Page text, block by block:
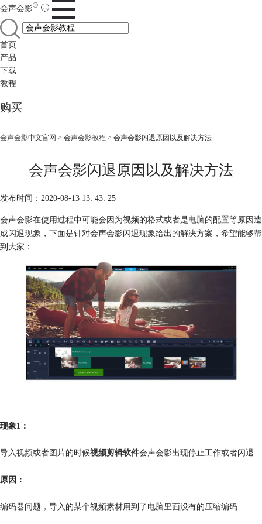
会声会影®
首页
产品
下载
教程
购买
会声会影中文官网 > 会声会影教程 > 会声会影闪退原因以及解决方法
会声会影闪退原因以及解决方法
发布时间：2020-08-13 13: 43: 25
会声会影在使用过程中可能会因为视频的格式或者是电脑的配置等原因造
成闪退现象，下面是针对会声会影闪退现象给出的解决方案，希望能够帮
到大家：
现象1：
导入视频或者图片的时候视频剪辑软件会声会影出现停止工作或者闪退
原因：
编码器问题，导入的某个视频素材用到了电脑里面没有的压缩编码